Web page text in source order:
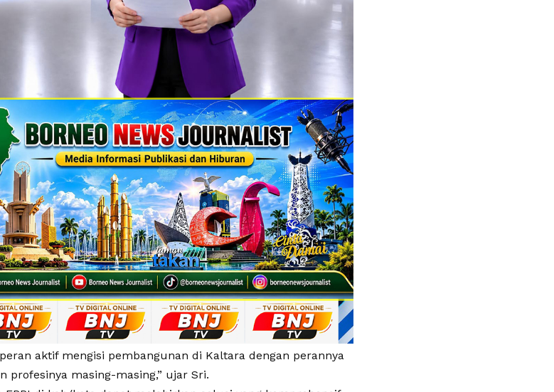
aktif mengisi pembangunan di Kaltara dengan perannya
profesinya masing-masing,” ujar Sri.